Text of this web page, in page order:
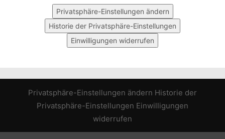
Privatsphäre-Einstellungen ändern
Historie der Privatsphäre-Einstellungen
Einwilligungen widerrufen
Privatsphäre-Einstellungen ändern Historie der
Privatsphäre-Einstellungen Einwilligungen
widerrufen